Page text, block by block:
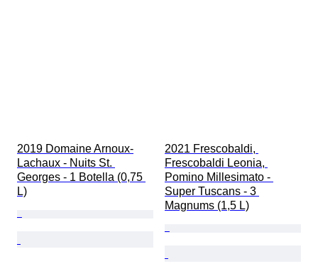
2019 Domaine Arnoux-
Lachaux - Nuits St.
Georges - 1 Botella (0,75
L)
2021 Frescobaldi,
Frescobaldi Leonia,
Pomino Millesimato -
Super Tuscans - 3
Magnums (1,5 L)